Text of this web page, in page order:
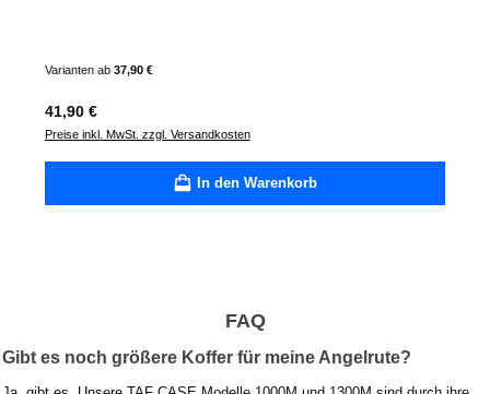
Varianten ab37,90 €
Regulärer Preis:
41,90 €
Preise inkl. MwSt. zzgl. Versandkosten
In den Warenkorb
FAQ
Gibt es noch größere Koffer für meine Angelrute?